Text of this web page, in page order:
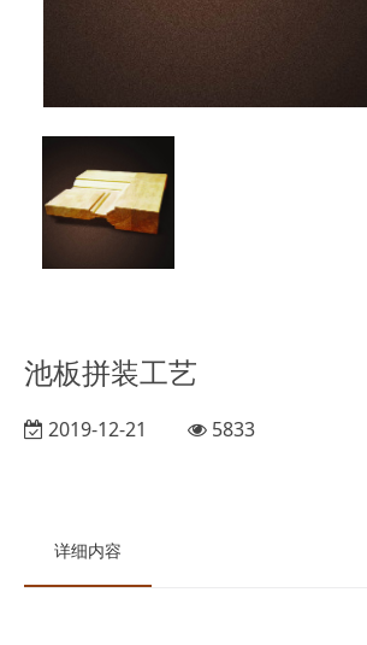
池板拼装工艺
2019-12-21 5833
详细内容